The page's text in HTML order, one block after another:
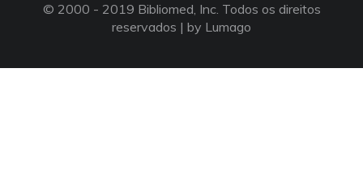
© 2000 - 2019 Bibliomed, Inc. Todos os direitos
reservados | by Lumago